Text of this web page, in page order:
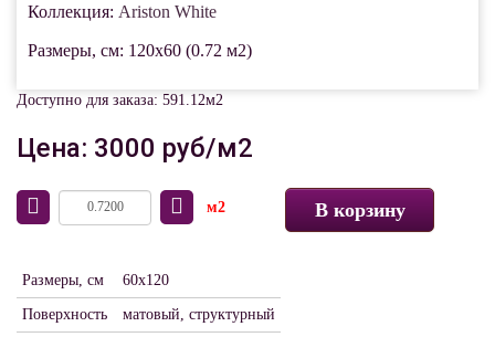
Коллекция: Ariston White
Размеры, см: 120x60 (0.72 м2)
Доступно для заказа: 591.12м2
Цена: 3000 руб/м2
м2 В корзину
Размеры, см 60x120
Поверхность матовый, структурный